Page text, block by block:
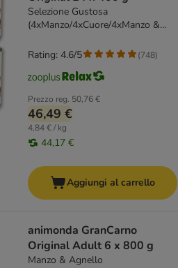
Selezione Gustosa
(4xManzo/4xCuore/4xManzo &
con Mela/4xSalmone con Spinaci)
Prezzo reg. 50,76 €
46,49 €
4,84 € / kg
44,17 €
Rating: 4.6/5 (748)
Aggiungi al carrello
animonda GranCarno
Original Adult 6 x 800 g
Manzo & Agnello